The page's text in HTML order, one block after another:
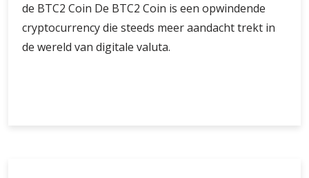
de BTC2 Coin De BTC2 Coin is een opwindende
cryptocurrency die steeds meer aandacht trekt in
de wereld van digitale valuta.